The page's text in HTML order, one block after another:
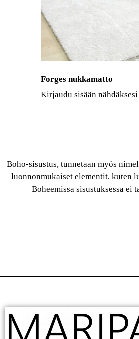
Forges nukkamatto
Kirjaudu sisään
Boho-sisustus, tunnetaan myös
luonnonmukaiset elementit, kuten
Boheemissa sisustuksessa